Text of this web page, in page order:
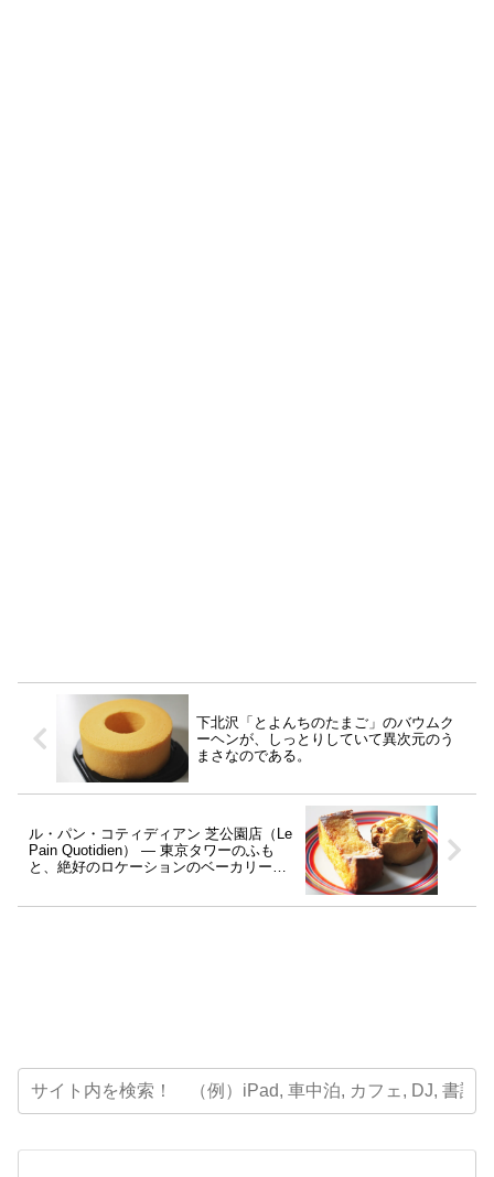
下北沢「とよんちのたまご」のバウムク
ーヘンが、しっとりしていて異次元のう
まさなのである。
ル・パン・コティディアン 芝公園店（Le
Pain Quotidien） ― 東京タワーのふも
と、絶好のロケーションのベーカリーレ